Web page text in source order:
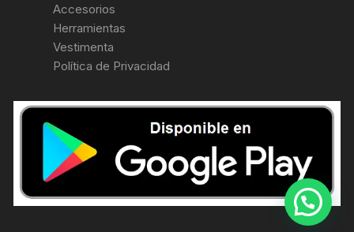
Accesorios
Herramientas
Vestimenta
Política de Privacidad